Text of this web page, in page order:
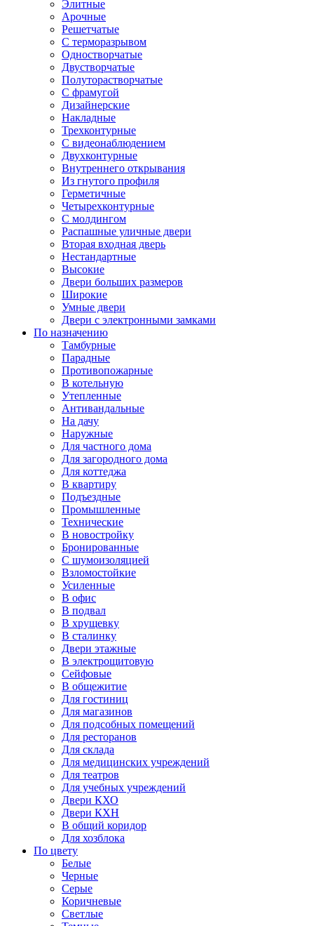
Элитные
Арочные
Решетчатые
С терморазрывом
Одностворчатые
Двустворчатые
Полуторастворчатые
С фрамугой
Дизайнерские
Накладные
Трехконтурные
С видеонаблюдением
Двухконтурные
Внутреннего открывания
Из гнутого профиля
Герметичные
Четырехконтурные
С молдингом
Распашные уличные двери
Вторая входная дверь
Нестандартные
Высокие
Двери больших размеров
Широкие
Умные двери
Двери с электронными замками
По назначению
Тамбурные
Парадные
Противопожарные
В котельную
Утепленные
Антивандальные
На дачу
Наружные
Для частного дома
Для загородного дома
Для коттеджа
В квартиру
Подъездные
Промышленные
Технические
В новостройку
Бронированные
С шумоизоляцией
Взломостойкие
Усиленные
В офис
В подвал
В хрущевку
В сталинку
Двери этажные
В электрощитовую
Сейфовые
В общежитие
Для гостиниц
Для магазинов
Для подсобных помещений
Для ресторанов
Для склада
Для медицинских учреждений
Для театров
Для учебных учреждений
Двери КХО
Двери КХН
В общий коридор
Для хозблока
По цвету
Белые
Черные
Серые
Коричневые
Светлые